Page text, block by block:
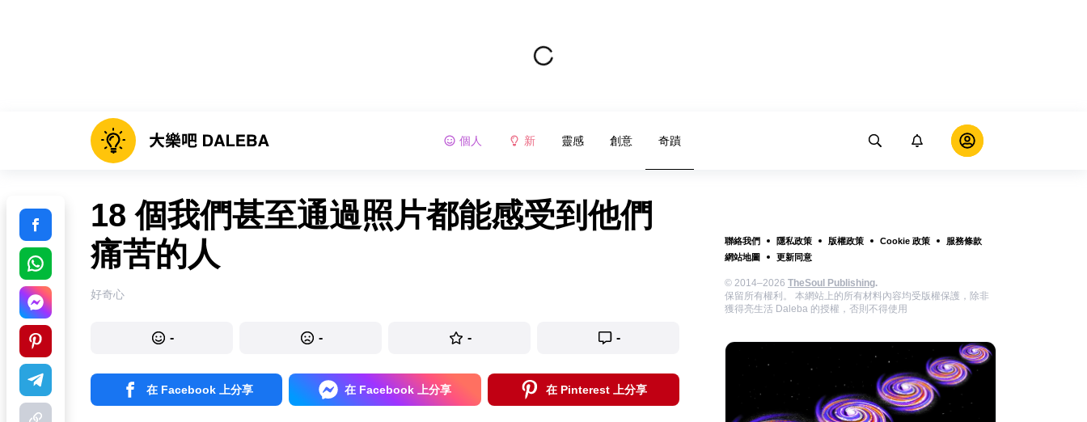
個人 新 靈感 創意 奇蹟
聯絡我們 隱私政策 版權政策 Cookie 政策
服務條款
網站地圖
更新同意
© 2014–2026 TheSoul Publishing.
保留所有權利。 本網站上的所有材料內容均受版權保護，除非
獲得亮生活 Daleba 的授權，否則不得使用
18 個我們甚至通過照片都能感受到他們
痛苦的人
好奇心
- - - -
在 Facebook 上分享 在 Facebook 上分享 在 Pinterest 上分享